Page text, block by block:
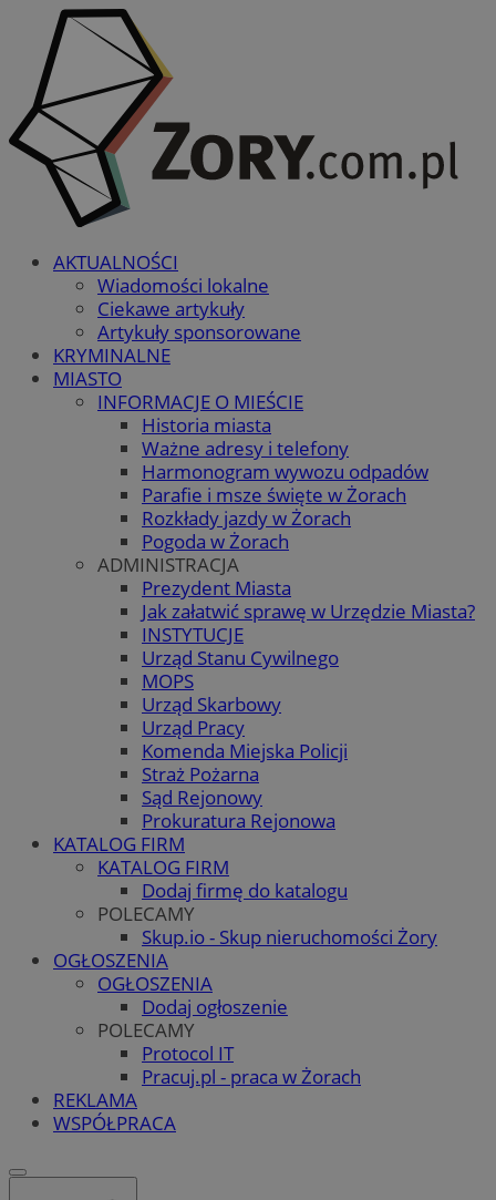
AKTUALNOŚCI
Wiadomości lokalne
Ciekawe artykuły
Artykuły sponsorowane
KRYMINALNE
MIASTO
INFORMACJE O MIEŚCIE
Historia miasta
Ważne adresy i telefony
Harmonogram wywozu odpadów
Parafie i msze święte w Żorach
Rozkłady jazdy w Żorach
Pogoda w Żorach
ADMINISTRACJA
Prezydent Miasta
Jak załatwić sprawę w Urzędzie Miasta?
INSTYTUCJE
Urząd Stanu Cywilnego
MOPS
Urząd Skarbowy
Urząd Pracy
Komenda Miejska Policji
Straż Pożarna
Sąd Rejonowy
Prokuratura Rejonowa
KATALOG FIRM
KATALOG FIRM
Dodaj firmę do katalogu
POLECAMY
Skup.io - Skup nieruchomości Żory
OGŁOSZENIA
OGŁOSZENIA
Dodaj ogłoszenie
POLECAMY
Protocol IT
Pracuj.pl - praca w Żorach
REKLAMA
WSPÓŁPRACA